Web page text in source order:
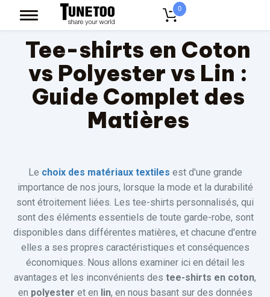
0
Tee-shirts en Coton
vs Polyester vs Lin :
Guide Complet des
Matières
Le choix des matériaux textiles est d'une grande
importance de nos jours, lorsque la mode et la durabilité
sont étroitement liées. Les tee-shirts personnalisés, qui
sont des éléments essentiels de toute garde-robe, sont
disponibles dans différentes matières, et chacune d'entre
elles a ses propres caractéristiques et conséquences
économiques. Nous allons examiner ici en détail les
avantages et les inconvénients des tee-shirts en coton,
en polyester et en lin, en nous basant sur des données